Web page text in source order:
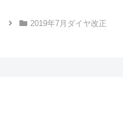
2019年7月ダイヤ改正